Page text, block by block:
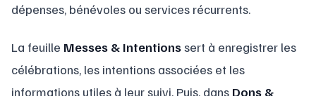
dépenses, bénévoles ou services récurrents.
La feuille Messes & Intentionssert à enregistrer les
célébrations, les intentions associées et les
informations utiles à leur suivi. Puis, dans Dons &